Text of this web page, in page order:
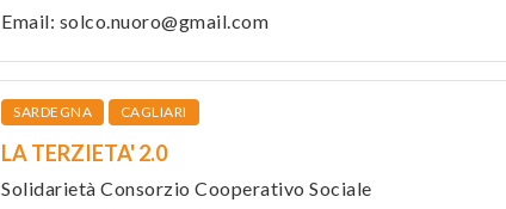
Email: solco.nuoro@gmail.com
SARDEGNA CAGLIARI
LA TERZIETA' 2.0
Solidarietà Consorzio Cooperativo Sociale